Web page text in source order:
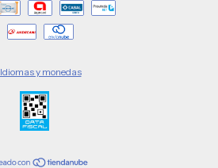
Idiomas y monedas